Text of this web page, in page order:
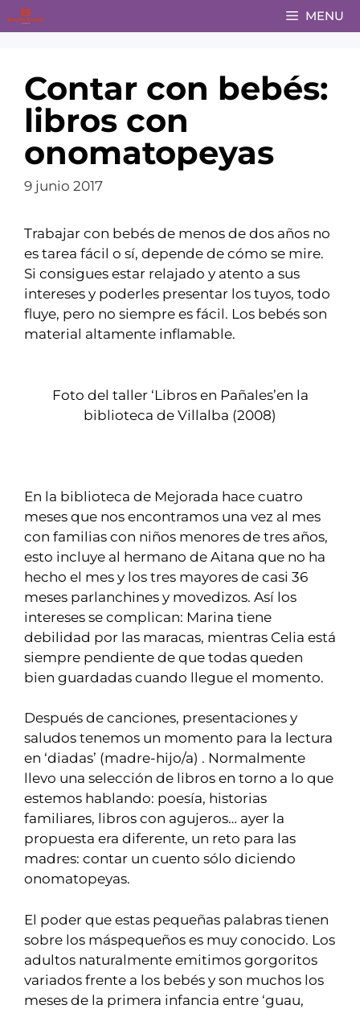
Saltar
al
MENU
Contar con bebés:
libros con
onomatopeyas
9 junio 2017
Trabajar con bebés de menos de dos años no
es tarea fácil o sí, depende de cómo se mire.
Si consigues estar relajado y atento a sus
intereses y poderles presentar los tuyos, todo
fluye, pero no siempre es fácil. Los bebés son
material altamente inflamable.
Foto del taller ‘Libros en Pañales’en la
biblioteca de Villalba (2008)
En la biblioteca de Mejorada hace cuatro
meses que nos encontramos una vez al mes
con familias con niños menores de tres años,
esto incluye al hermano de Aitana que no ha
hecho el mes y los tres mayores de casi 36
meses parlanchines y movedizos. Así los
intereses se complican: Marina tiene
debilidad por las maracas, mientras Celia está
siempre pendiente de que todas queden
bien guardadas cuando llegue el momento.
Después de canciones, presentaciones y
saludos tenemos un momento para la lectura
en ‘diadas’ (madre-hijo/a) . Normalmente
llevo una selección de libros en torno a lo que
estemos hablando: poesía, historias
familiares, libros con agujeros… ayer la
propuesta era diferente, un reto para las
madres: contar un cuento sólo diciendo
onomatopeyas.
El poder que estas pequeñas palabras tienen
sobre los máspequeños es muy conocido. Los
adultos naturalmente emitimos gorgoritos
variados frente a los bebés y son muchos los
meses de la primera infancia entre ‘guau,